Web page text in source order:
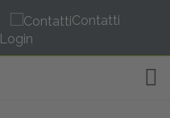
Contatti
Login